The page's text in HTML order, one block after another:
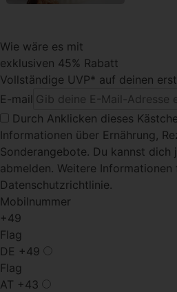
Wie wäre es mit
exklusiven 45% Rabatt
Vollständige UVP* auf deinen
E-mail
Durch Anklicken dieses
Informationen über Ernährung,
Sonderangebote. Du kannst dich
abmelden. Weitere
Datenschutzrichtlinie.
Mobilnummer
+49
Flag
DE +49
Flag
AT +43